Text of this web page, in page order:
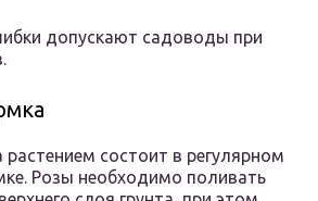
допускают садоводы при
состоит в регулярном
Розы необходимо поливать